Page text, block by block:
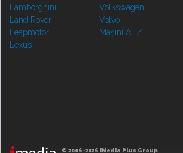
Lamborghini
Land Rover
Leapmotor
Lexus
Volkswagen
Volvo
Mașini A...Z
© 2006-2026 iMedia Plus Group